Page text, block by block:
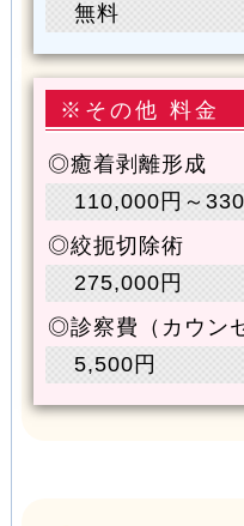
無料
※その他 料金
癒着剥離形成
110,000円～
絞扼切除術
275,000円
診察費（カウン
5,500円